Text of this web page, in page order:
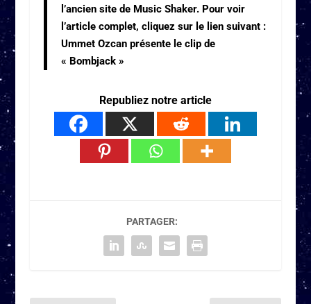
l’ancien site de Music Shaker. Pour voir
l’article complet, cliquez sur le lien suivant :
Ummet Ozcan présente le clip de
« Bombjack »
Republiez notre article
PARTAGER: